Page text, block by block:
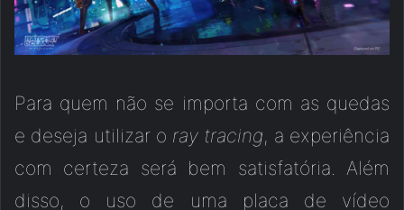
Para quem não se importa com as quedas
e deseja utilizar o ray tracing, a experiência
com certeza será bem satisfatória. Além
disso, o uso de uma placa de vídeo